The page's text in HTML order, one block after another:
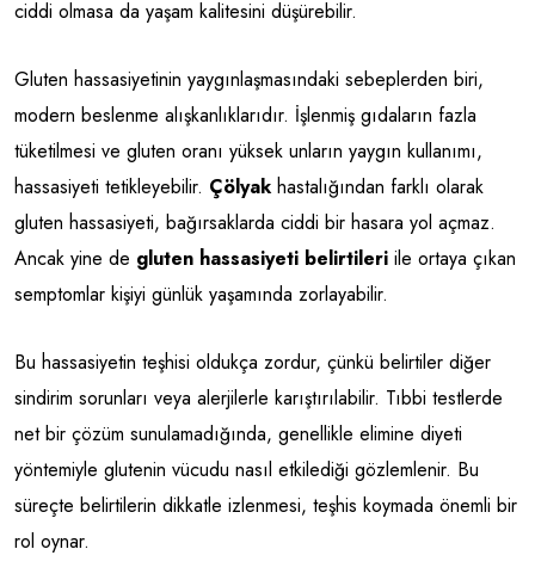
ciddi olmasa da yaşam kalitesini düşürebilir.
Gluten hassasiyetinin yaygınlaşmasındaki sebeplerden biri,
modern beslenme alışkanlıklarıdır. İşlenmiş gıdaların fazla
tüketilmesi ve gluten oranı yüksek unların yaygın kullanımı,
hassasiyeti tetikleyebilir. Çölyakhastalığından farklı olarak
gluten hassasiyeti, bağırsaklarda ciddi bir hasara yol açmaz.
Ancak yine de gluten hassasiyeti belirtileri ile ortaya çıkan
semptomlar kişiyi günlük yaşamında zorlayabilir.
Bu hassasiyetin teşhisi oldukça zordur, çünkü belirtiler diğer
sindirim sorunları veya alerjilerle karıştırılabilir. Tıbbi testlerde
net bir çözüm sunulamadığında, genellikle elimine diyeti
yöntemiyle glutenin vücudu nasıl etkilediği gözlemlenir. Bu
süreçte belirtilerin dikkatle izlenmesi, teşhis koymada önemli bir
rol oynar.